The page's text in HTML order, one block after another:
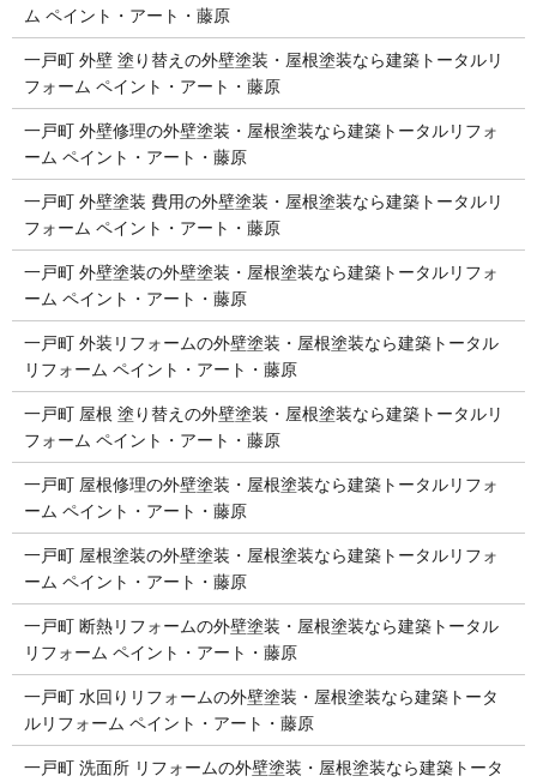
ム ペイント・アート・藤原
一戸町 外壁 塗り替えの外壁塗装・屋根塗装なら建築トータルリ
フォーム ペイント・アート・藤原
一戸町 外壁修理の外壁塗装・屋根塗装なら建築トータルリフォ
ーム ペイント・アート・藤原
一戸町 外壁塗装 費用の外壁塗装・屋根塗装なら建築トータルリ
フォーム ペイント・アート・藤原
一戸町 外壁塗装の外壁塗装・屋根塗装なら建築トータルリフォ
ーム ペイント・アート・藤原
一戸町 外装リフォームの外壁塗装・屋根塗装なら建築トータル
リフォーム ペイント・アート・藤原
一戸町 屋根 塗り替えの外壁塗装・屋根塗装なら建築トータルリ
フォーム ペイント・アート・藤原
一戸町 屋根修理の外壁塗装・屋根塗装なら建築トータルリフォ
ーム ペイント・アート・藤原
一戸町 屋根塗装の外壁塗装・屋根塗装なら建築トータルリフォ
ーム ペイント・アート・藤原
一戸町 断熱リフォームの外壁塗装・屋根塗装なら建築トータル
リフォーム ペイント・アート・藤原
一戸町 水回りリフォームの外壁塗装・屋根塗装なら建築トータ
ルリフォーム ペイント・アート・藤原
一戸町 洗面所 リフォームの外壁塗装・屋根塗装なら建築トータ